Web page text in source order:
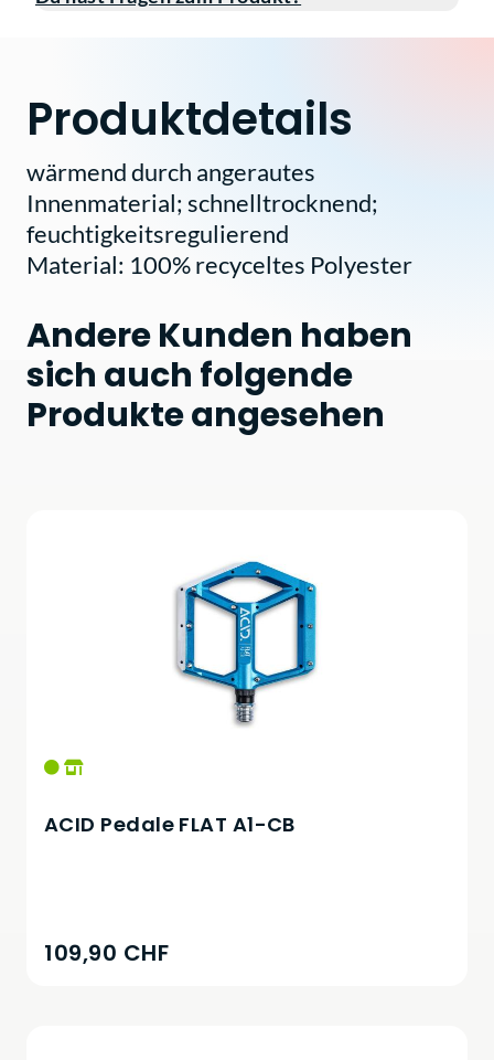
Produktdetails
wärmend durch angerautes
Innenmaterial; schnelltrocknend;
feuchtigkeitsregulierend
Material: 100% recyceltes Polyester
Andere Kunden haben
sich auch folgende
Produkte angesehen
ACID Pedale FLAT A1-CB
109,90 CHF